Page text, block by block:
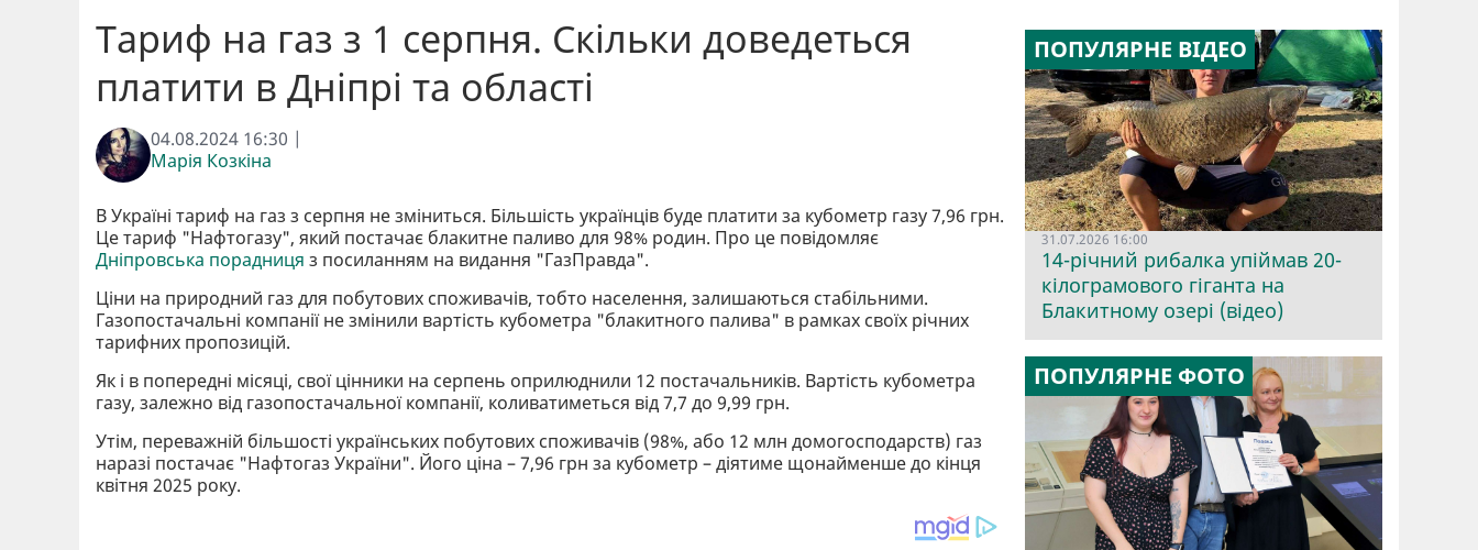
Тариф на газ з 1 серпня. Скільки доведеться
платити в Дніпрі та області
04.08.2024 16:30 |
Марія Козкіна
В Україні тариф на газ з серпня не зміниться. Більшість українців буде платити за кубометр газу 7,96 грн.
Це тариф "Нафтогазу", який постачає блакитне паливо для 98% родин. Про це повідомляє
Дніпровська порадниця з посиланням на видання "ГазПравда".
Ціни на природний газ для побутових споживачів, тобто населення, залишаються стабільними.
Газопостачальні компанії не змінили вартість кубометра "блакитного палива" в рамках своїх річних
тарифних пропозицій.
Як і в попередні місяці, свої цінники на серпень оприлюднили 12 постачальників. Вартість кубометра
газу, залежно від газопостачальної компанії, коливатиметься від 7,7 до 9,99 грн.
Утім, переважній більшості українських побутових споживачів (98%, або 12 млн домогосподарств) газ
наразі постачає "Нафтогаз України". Його ціна – 7,96 грн за кубометр – діятиме щонайменше до кінця
квітня 2025 року.
ПОПУЛЯРНЕ ВІДЕО
31.07.2026 16:00
14-річний рибалка упіймав 20-
кілограмового гіганта на
Блакитному озері (відео)
ПОПУЛЯРНЕ ФОТО